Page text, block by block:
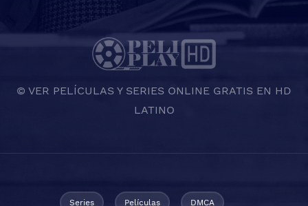
© VER PELÍCULAS Y SERIES ONLINE GRATIS EN HD
LATINO
Series Películas DMCA